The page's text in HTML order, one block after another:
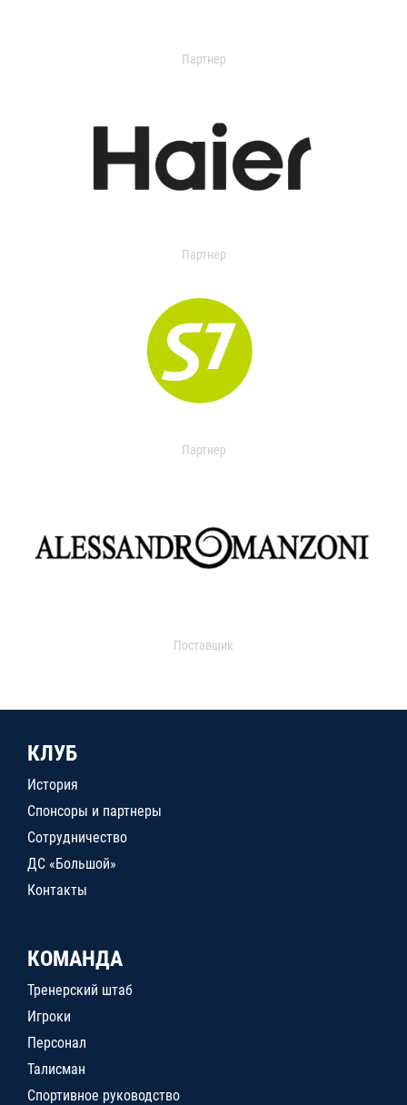
Партнер
Партнер
Партнер
Поставщик
КЛУБ
История
Спонсоры и партнеры
Сотрудничество
ДС «Большой»
Контакты
КОМАНДА
Тренерский штаб
Игроки
Персонал
Талисман
Спортивное руководство